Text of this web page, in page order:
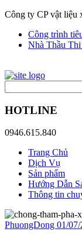
Công ty CP vật liệu
Công trình
Nhà Thầu
HOTLINE
0946.615.840
Trang Chủ
Dịch Vụ
Sản phẩm
Hướng Dẫn
Thông tin
PhuongDong 01/07/